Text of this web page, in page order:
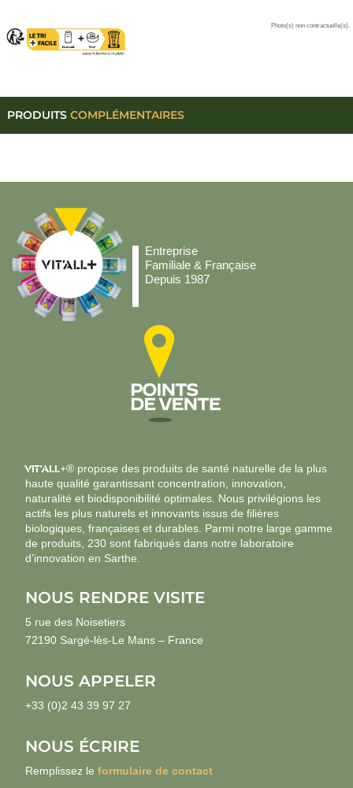
Photo(s) non contractuelle(s).
PRODUITS COMPLÉMENTAIRES
Entreprise
Familiale & Française
Depuis 1987
VIT’ALL+® propose des produits de santé naturelle de la plus
haute qualité garantissant concentration, innovation,
naturalité et biodisponibilité optimales. Nous privilégions les
actifs les plus naturels et innovants issus de filières
biologiques, françaises et durables. Parmi notre large gamme
de produits, 230 sont fabriqués dans notre laboratoire
d’innovation en Sarthe.
NOUS RENDRE VISITE
5 rue des Noisetiers
72190 Sargé-lès-Le Mans – France
NOUS APPELER
+33 (0)2 43 39 97 27
NOUS ÉCRIRE
Remplissez leformulaire de contact